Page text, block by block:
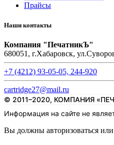
Прайсы
Наши контакты
Компания "ПечатникЪ"
680051, г.Хабаровск,
+7 (4212) 93-05-05, 244-920
cartridge27@mail.ru
© 2011–2020, КОМПАНИЯ
Информация на сайте не
Вы должны авторизоваться или